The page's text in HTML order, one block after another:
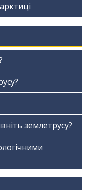
землетрусу?